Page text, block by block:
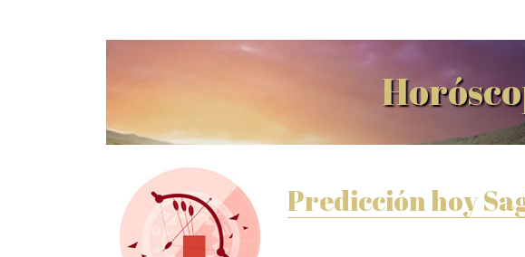
Predicción hoy